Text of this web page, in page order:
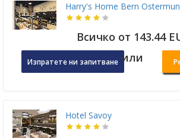
Harry's Home Bern
Всичко от 143.44
Изпратете ни запитване или
Hotel Savoy